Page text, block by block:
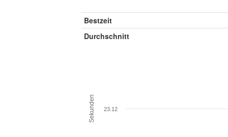
Bestzeit
Durchschnitt
Sekunden 23.12